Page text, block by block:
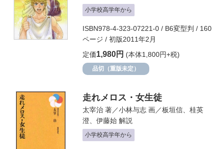
小学校高学年から
ISBN978-4-323-07221-0 / B6変型判 / 160
ページ / 初版2011年2月
定価1,980円 (本体1,800円+税)
品切（重版未定）
走れメロス・女生徒
太宰治 著／小林与志 画／板垣信
桂英
澄
伊藤始 解説
小学校高学年から